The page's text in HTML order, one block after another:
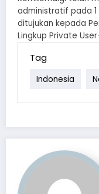
administratif pada 1
ditujukan kepada
Lingkup Private
Tag
Indonesia